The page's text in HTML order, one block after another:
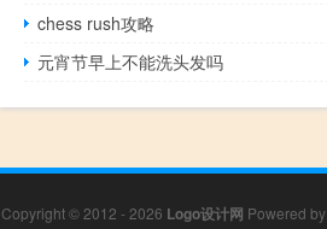
chess rush攻略
元宵节早上不能洗头发吗
Copyright © 2012 - 2026 Logo设计网 Powered by